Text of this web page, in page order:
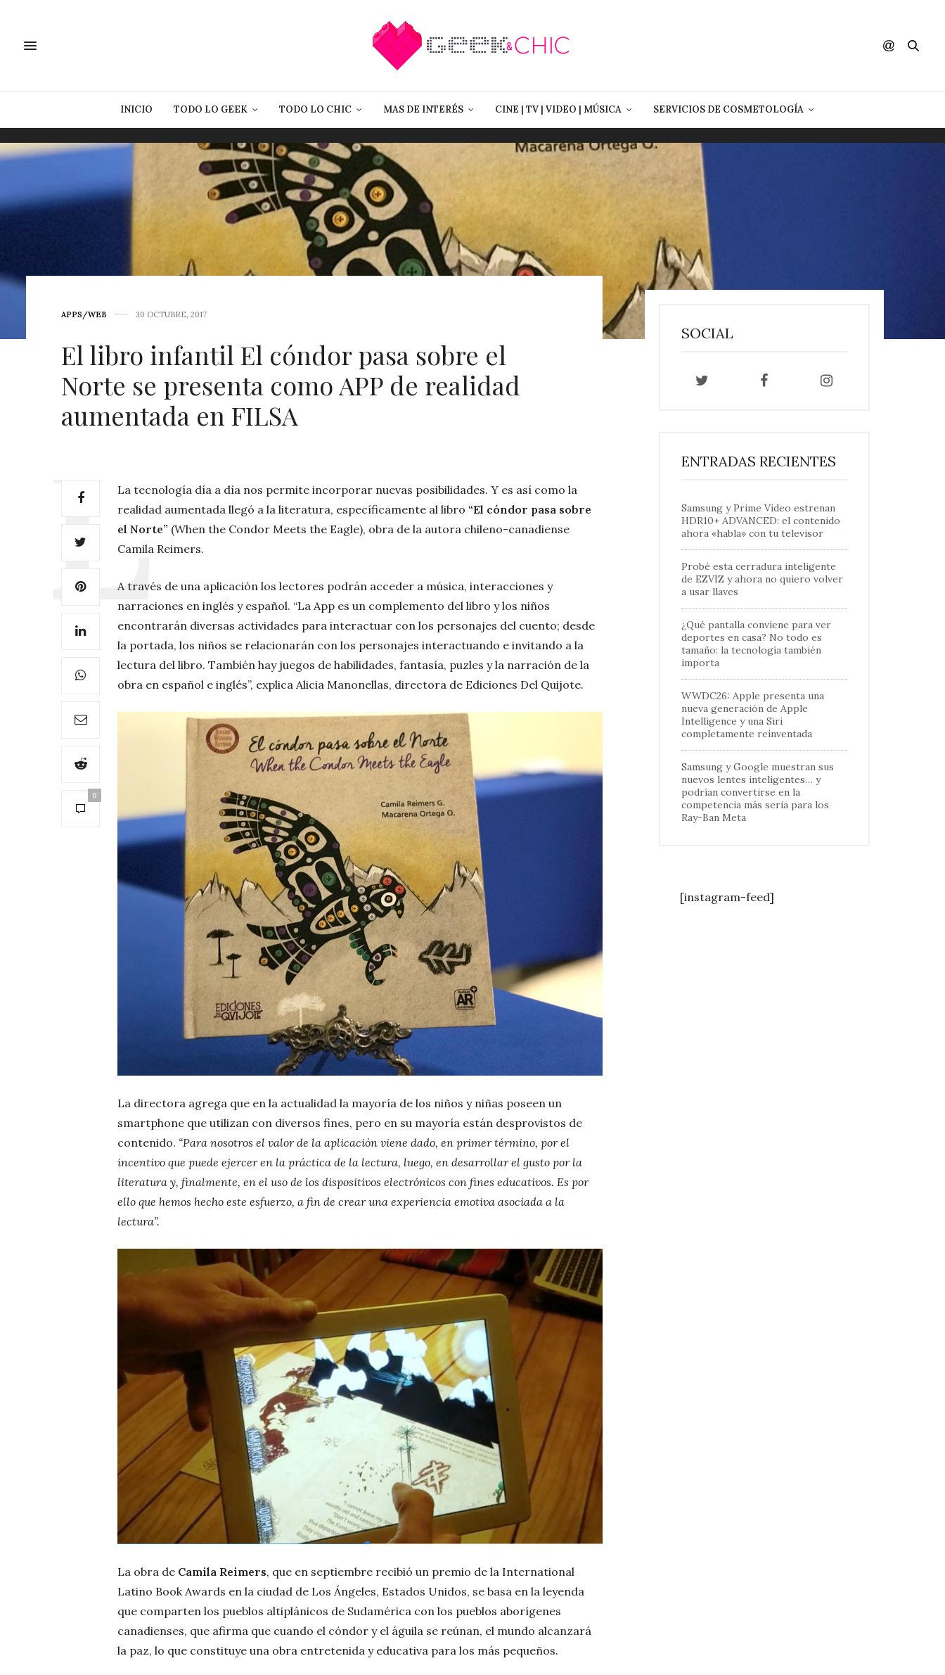
INICIO TODO LO GEEK TODO LO CHIC MAS DE INTERÉS CINE | TV | VIDEO | MÚSICA SERVICIOS DE COSMETOLOGÍA
APPS/WEB 30 OCTUBRE, 2017
El libro infantil El cóndor pasa sobre el
Norte se presenta como APP de realidad
aumentada en FILSA
0
La tecnología día a día nos permite incorporar nuevas posibilidades. Y es así como la
realidad aumentada llegó a la literatura, específicamente al libro “El cóndor pasa sobre
el Norte” (When the Condor Meets the Eagle), obra de la autora chileno-canadiense
Camila Reimers.
A través de una aplicación los lectores podrán acceder a música, interacciones y
narraciones en inglés y español. “La App es un complemento del libro y los niños
encontrarán diversas actividades para interactuar con los personajes del cuento; desde
la portada, los niños se relacionarán con los personajes interactuando e invitando a la
lectura del libro. También hay juegos de habilidades, fantasía, puzles y la narración de la
obra en español e inglés”, explica Alicia Manonellas, directora de Ediciones Del Quijote.
La directora agrega que en la actualidad la mayoría de los niños y niñas poseen un
smartphone que utilizan con diversos fines, pero en su mayoría están desprovistos de
contenido. “Para nosotros el valor de la aplicación viene dado, en primer término, por el
incentivo que puede ejercer en la práctica de la lectura, luego, en desarrollar el gusto por la
literatura y, finalmente, en el uso de los dispositivos electrónicos con fines educativos. Es por
ello que hemos hecho este esfuerzo, a fin de crear una experiencia emotiva asociada a la
lectura”.
La obra de Camila Reimers, que en septiembre recibió un premio de la International
Latino Book Awards en la ciudad de Los Ángeles, Estados Unidos, se basa en la leyenda
que comparten los pueblos altiplánicos de Sudamérica con los pueblos aborígenes
canadienses, que afirma que cuando el cóndor y el águila se reúnan, el mundo alcanzará
la paz, lo que constituye una obra entretenida y educativa para los más pequeños.
SOCIAL
ENTRADAS RECIENTES
Samsung y Prime Video estrenan
HDR10+ ADVANCED: el contenido
ahora «habla» con tu televisor
Probé esta cerradura inteligente
de EZVIZ y ahora no quiero volver
a usar llaves
¿Qué pantalla conviene para ver
deportes en casa? No todo es
tamaño: la tecnología también
importa
WWDC26: Apple presenta una
nueva generación de Apple
Intelligence y una Siri
completamente reinventada
Samsung y Google muestran sus
nuevos lentes inteligentes… y
podrían convertirse en la
competencia más seria para los
Ray-Ban Meta
[instagram-feed]